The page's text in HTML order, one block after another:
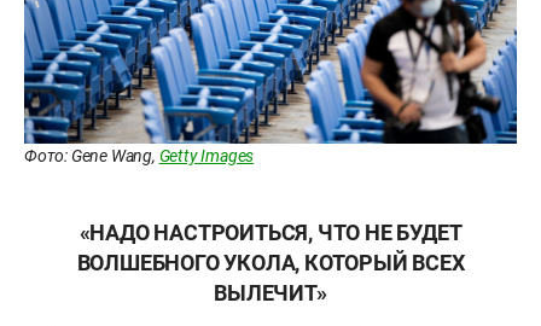
Фото: Gene Wang, Getty Images
«НАДО НАСТРОИТЬСЯ, ЧТО НЕ БУДЕТ
ВОЛШЕБНОГО УКОЛА, КОТОРЫЙ ВСЕХ
ВЫЛЕЧИТ»